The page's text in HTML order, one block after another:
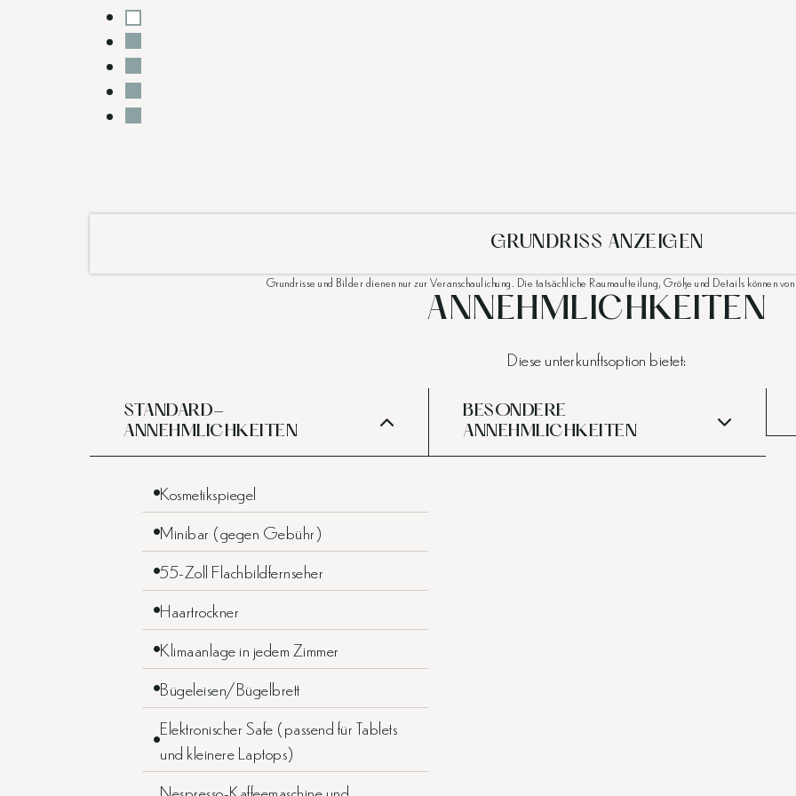
GRUNDRISS ANZEIGEN
Grundrisse und Bilder dienen nur zur Veranschaulichung. Die tatsächliche Raumaufteilung, Größe und Details können
ANNEHMLICHKEITEN
Diese unterkunftsoption bietet:
STANDARD-
ANNEHMLICHKEITEN
Kosmetikspiegel
Minibar (gegen Gebühr)
55-Zoll Flachbildfernseher
Haartrockner
Klimaanlage in jedem Zimmer
Bügeleisen/Bügelbrett
Elektronischer Safe (passend für Tablets
und kleinere Laptops)
Nespresso-Kaffeemaschine und
BESONDERE
ANNEHMLICHKEITEN